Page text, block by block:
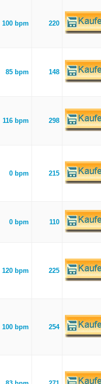
100 bpm 220
85 bpm 148
116 bpm 298
0 bpm 215
0 bpm 110
120 bpm 225
100 bpm 254